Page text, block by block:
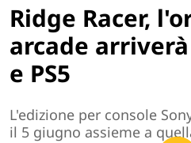
Ridge Racer,
arcade arriverà
e PS5
L'edizione per console
il 5 giugno assieme a